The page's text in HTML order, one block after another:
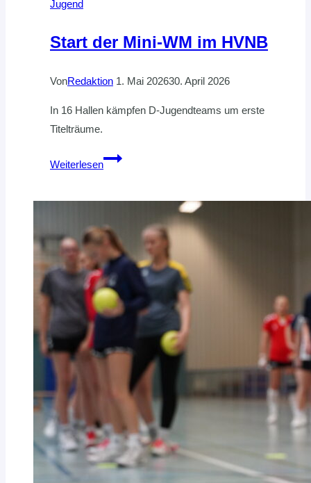
Jugend
Start der Mini-WM im HVNB
VonRedaktion 1. Mai 202630. April 2026
In 16 Hallen kämpfen D-Jugendteams um erste
Titelträume.
Weiterlesen
Start
im
HVNB